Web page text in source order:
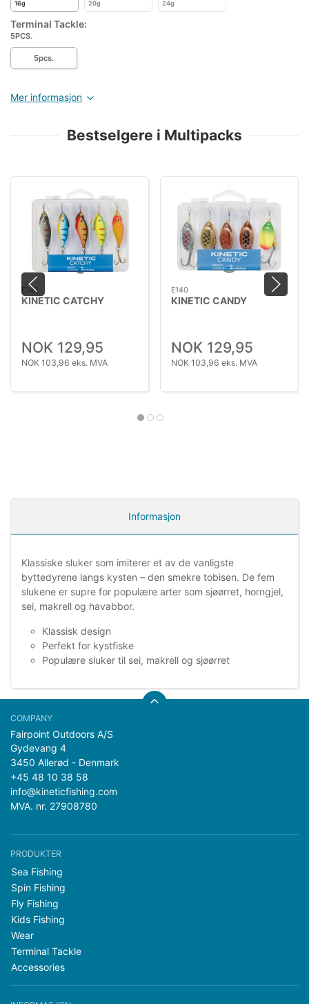
16g 20g 24g
Terminal Tackle:
5PCS.
5pcs.
Mer informasjon
Bestselgere i Multipacks
E143
KINETIC CATCHY
NOK 129,95
NOK 103,96 eks. MVA
E140
KINETIC CANDY
NOK 129,95
NOK 103,96 eks. MVA
Informasjon
Klassiske sluker som imiterer et av de vanligste
byttedyrene langs kysten – den smekre tobisen. De fem
slukene er supre for populære arter som sjøørret, horngjel,
sei, makrell og havabbor.
Klassisk design
Perfekt for kystfiske
Populære sluker til sei, makrell og sjøørret
Fairpoint Outdoors A/S
Gydevang 4
3450 Allerød - Denmark
+45 48 10 38 58
info@kineticfishing.com
MVA. nr. 27908780
PRODUKTER
Sea Fishing
Spin Fishing
Fly Fishing
Kids Fishing
Wear
Terminal Tackle
Accessories